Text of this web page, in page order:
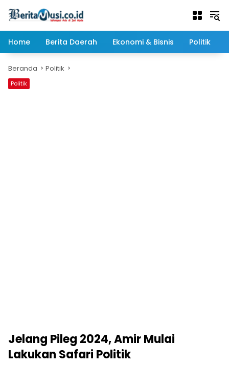
Home
Berita Daerah Ekonomi & Bisnis Politik
Beranda Politik
Politik
Jelang Pileg 2024, Amir Mulai
Lakukan Safari Politik